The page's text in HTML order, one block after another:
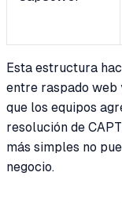
Esta estructura
entre raspado web
que los equipos
resolución de
más simples no
negocio.